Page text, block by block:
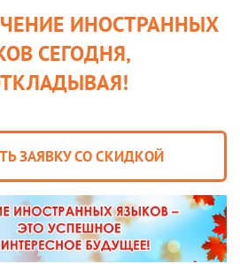
ИНОСТРАННЫХ
СЕГОДНЯ,
ЗАЯВКУ СО СКИДКОЙ